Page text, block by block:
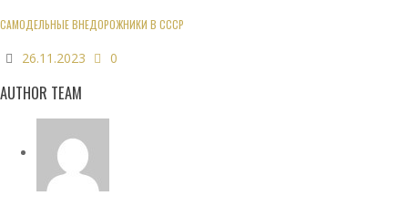
САМОДЕЛЬНЫЕ ВНЕДОРОЖНИКИ В СССР
26.11.2023 0
AUTHOR TEAM